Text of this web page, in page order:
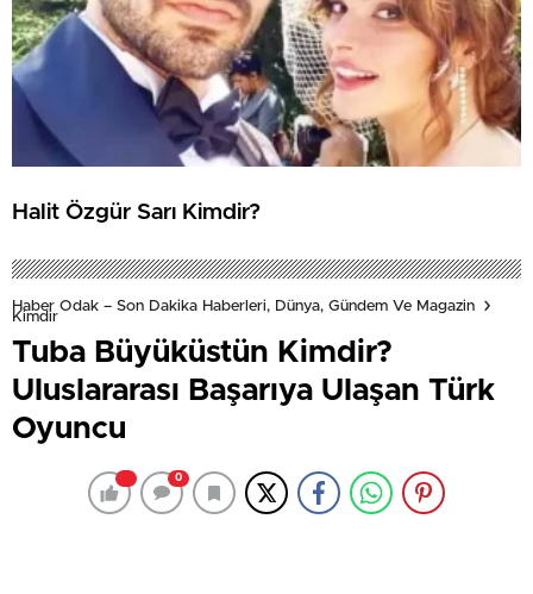
Halit Özgür Sarı Kimdir?
Haber Odak – Son Dakika Haberleri, Dünya, Gündem Ve Magazin
Kimdir
Tuba Büyüküstün Kimdir?
Uluslararası Başarıya Ulaşan Türk
Oyuncu
0